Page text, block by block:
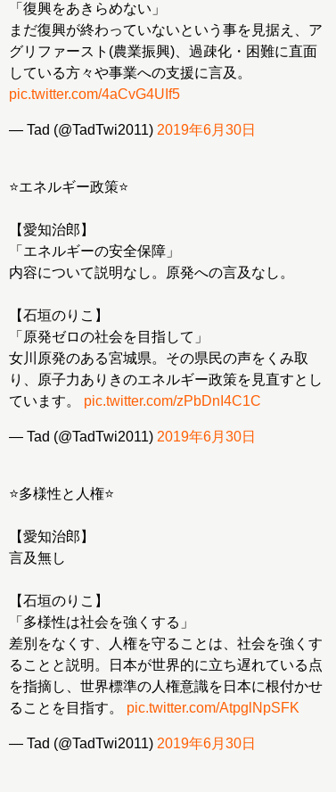
「復興をあきらめない」
まだ復興が終わっていないという事を見据え、ア
グリファースト(農業振興)、過疎化・困難に直面
している方々や事業への支援に言及。
pic.twitter.com/4aCvG4UIf5
— Tad (@TadTwi2011) 2019年6月30日
⭐エネルギー政策⭐
【愛知治郎】
「エネルギーの安全保障」
内容について説明なし。原発への言及なし。
【石垣のりこ】
「原発ゼロの社会を目指して」
女川原発のある宮城県。その県民の声をくみ取
り、原子力ありきのエネルギー政策を見直すとし
ています。 pic.twitter.com/zPbDnI4C1C
— Tad (@TadTwi2011) 2019年6月30日
⭐多様性と人権⭐
【愛知治郎】
言及無し
【石垣のりこ】
「多様性は社会を強くする」
差別をなくす、人権を守ることは、社会を強くす
ることと説明。日本が世界的に立ち遅れている点
を指摘し、世界標準の人権意識を日本に根付かせ
ることを目指す。 pic.twitter.com/AtpglNpSFK
— Tad (@TadTwi2011) 2019年6月30日